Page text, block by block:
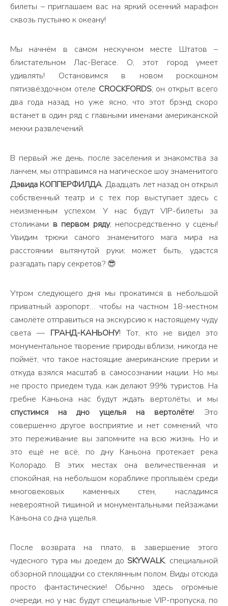
билеты – приглашаем вас на яркий осенний марафон
сквозь пустыню к океану!
Мы начнём в самом нескучном месте Штатов –
блистательном Лас-Вегасе. О, этот город умеет
удивлять! Остановимся в новом роскошном
пятизвёздочном отеле CROCKFORDS; он открыт всего
два года назад, но уже ясно, что этот брэнд скоро
встанет в один ряд с главными именами американской
мекки развлечений.
В первый же день, после заселения и знакомства за
ланчем, мы отправимся на магическое шоу знаменитого
Дэвида КОППЕРФИЛДА. Двадцать лет назад он открыл
собственный театр и с тех пор выступает здесь с
неизменным успехом. У нас будут VIP-билеты за
столиками в первом ряду, непосредственно у сцены!
Увидим трюки самого знаменитого мага мира на
расстоянии вытянутой руки; может быть, удастся
разгадать пару секретов? 😎
Утром следующего дня мы прокатимся в небольшой
приватный аэропорт… чтобы на частном 18-местном
самолёте отправиться на экскурсию к настоящему чуду
света — ГРАНД-КАНЬОНУ! Тот, кто не видел это
монументальное творение природы вблизи, никогда не
поймёт, что такое настоящие американские прерии и
откуда взялся масштаб в самосознании нации. Но мы
не просто приедем туда, как делают 99% туристов. На
гребне Каньона нас будут ждать вертолёты, и мы
спустимся на дно ущелья на вертолёте! Это
совершенно другое восприятие и нет сомнений, что
это переживание вы запомните на всю жизнь. Но и
это ещё не всё, по дну Каньона протекает река
Колорадо. В этих местах она величественная и
спокойная, на небольшом кораблике проплывём среди
многовековых каменных стен, насладимся
невероятной тишиной и монументальными пейзажами
Каньона со дна ущелья.
После возврата на плато, в завершение этого
чудесного тура мы доедем доSKYWALK, специальной
обзорной площадки со стеклянным полом. Виды отсюда
просто фантастические! Обычно здесь огромные
очереди, но у нас будут специальные VIP-пропуска, по